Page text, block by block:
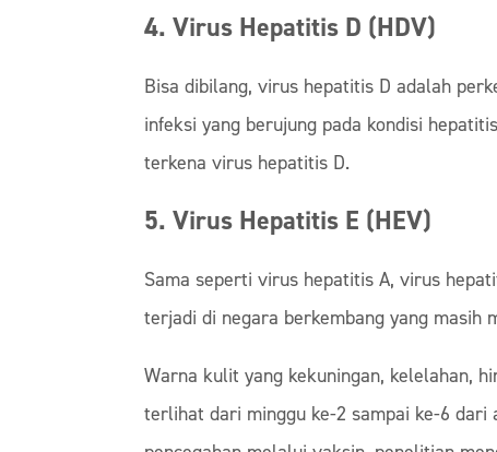
4. Virus Hepatitis D (HDV)
Bisa dibilang, virus hepatitis D adalah
infeksi yang berujung pada kondisi
terkena virus hepatitis D.
5. Virus Hepatitis E (HEV)
Sama seperti virus hepatitis A, virus
terjadi di negara berkembang yang
Warna kulit yang kekuningan, kelelahan,
terlihat dari minggu ke-2 sampai ke-6 dari